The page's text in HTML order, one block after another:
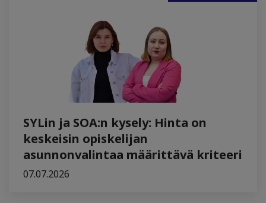
SYLin ja SOA:n kysely: Hinta on
keskeisin opiskelijan
asunnonvalintaa määrittävä kriteeri
07.07.2026